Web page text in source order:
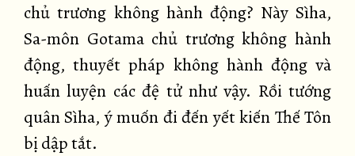
chủ trương không hành động? Này Sìha,
Sa-môn Gotama chủ trương không hành
động, thuyết pháp không hành động và
huấn luyện các đệ tử như vậy. Rồi tướng
quân Sìha, ý muốn đi đến yết kiến Thế Tôn
bị dập tắt.